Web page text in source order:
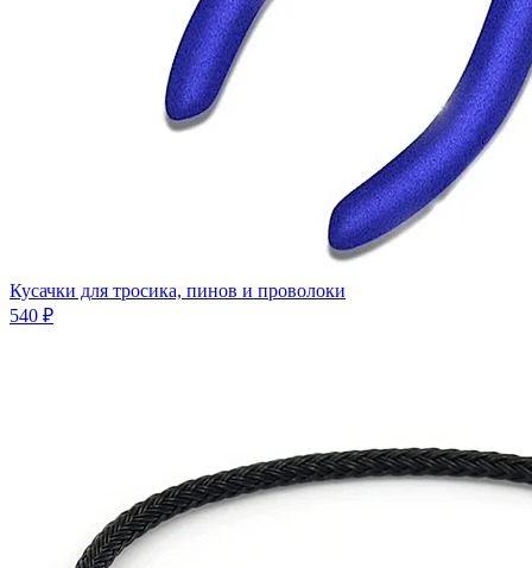
Кусачки для тросика, пинов и проволоки
540 ₽